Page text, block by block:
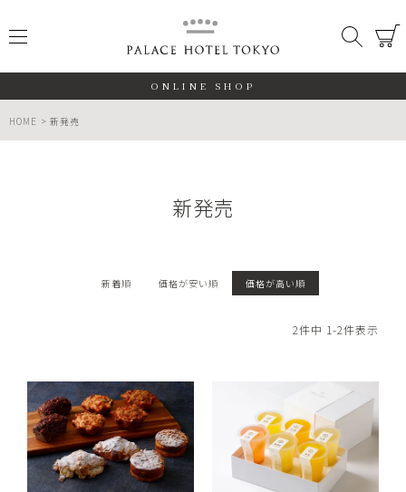
検索
ONLINE SHOP
HOME 新発売
新発売
新着順 価格が安い順 価格が高い順
2件中 1-2件表示
数量限定